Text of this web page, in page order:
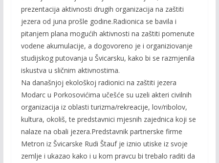
prezentacija aktivnosti drugih organizacija na zaštiti
jezera od juna prošle godine.Radionica se bavila i
pitanjem plana mogućih aktivnosti na zaštiti pomenute
vodene akumulacije, a dogovoreno je i organiziovanje
studijskog putovanja u Švicarsku, kako bi se razmjenila
iskustva u sličnim aktivnostima.
Na današnjoj ekološkoj radionici na zaštiti jezera
Modarc u Porkosovićima učešće su uzeli akteri civilnih
organizacija iz oblasti turizma/rekreacije, lov/ribolov,
kultura, okoliš, te predstavnici mjesnih zajednica koji se
nalaze na obali jezera.Predstavnik partnerske firme
Metron iz Švicarske Rudi Štauf je iznio utiske iz svoje
zemlje i ukazao kako i u kom pravcu bi trebalo raditi da